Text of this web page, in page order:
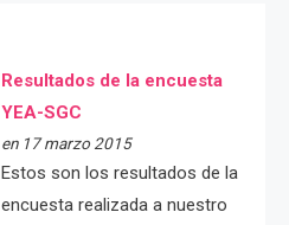
Resultados de la encuesta
YEA-SGC
en 17 marzo 2015
Estos son los resultados de la
encuesta realizada a nuestro